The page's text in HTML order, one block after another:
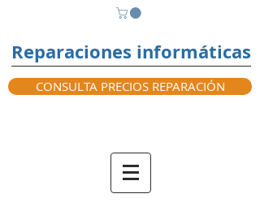
Reparaciones informáticas
CONSULTA PRECIOS REPARACIÓN